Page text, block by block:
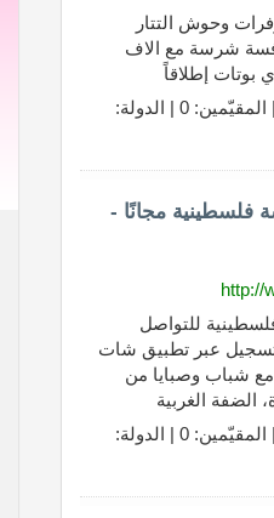
وحوش التتار
شرسة مع الاف
بوتات إطلاقاً
مجانًا -
http://
للتواصل
تسجيل عبر تطبيق شات
شباب وصبايا من
الغربية